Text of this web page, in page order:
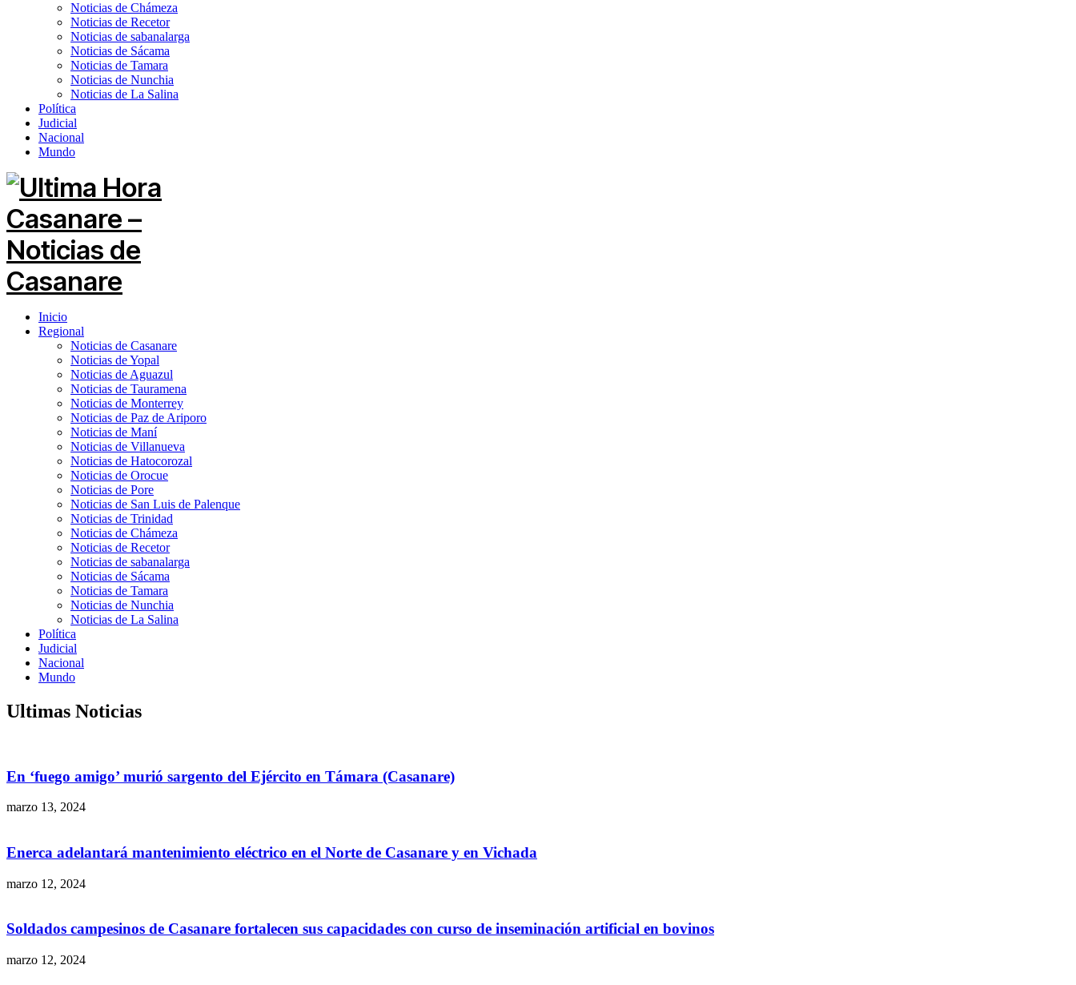
Noticias de Chámeza
Noticias de Recetor
Noticias de sabanalarga
Noticias de Sácama
Noticias de Tamara
Noticias de Nunchia
Noticias de La Salina
Política
Judicial
Nacional
Mundo
Inicio
Regional
Noticias de Casanare
Noticias de Yopal
Noticias de Aguazul
Noticias de Tauramena
Noticias de Monterrey
Noticias de Paz de Ariporo
Noticias de Maní
Noticias de Villanueva
Noticias de Hatocorozal
Noticias de Orocue
Noticias de Pore
Noticias de San Luis de Palenque
Noticias de Trinidad
Noticias de Chámeza
Noticias de Recetor
Noticias de sabanalarga
Noticias de Sácama
Noticias de Tamara
Noticias de Nunchia
Noticias de La Salina
Política
Judicial
Nacional
Mundo
Ultimas Noticias
En ‘fuego amigo’ murió sargento del Ejército en Támara (Casanare)
marzo 13, 2024
Enerca adelantará mantenimiento eléctrico en el Norte de Casanare y en Vichada
marzo 12, 2024
Soldados campesinos de Casanare fortalecen sus capacidades con curso de inseminación artificial en bovinos
marzo 12, 2024